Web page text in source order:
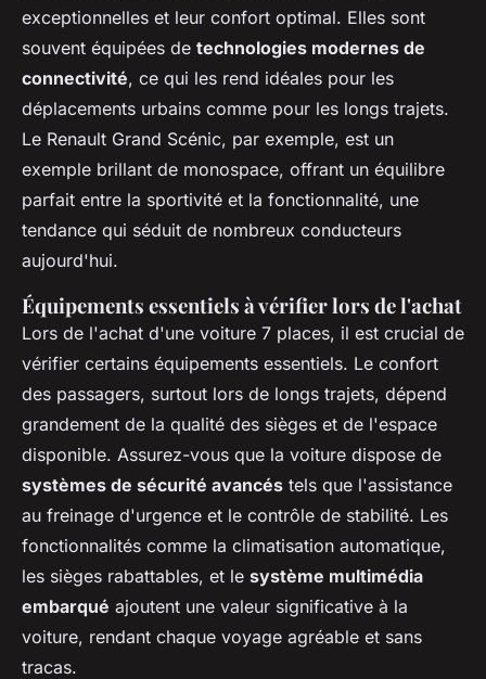
exceptionnelles et leur confort optimal. Elles sont
souvent équipées de technologies modernes de
connectivité, ce qui les rend idéales pour les
déplacements urbains comme pour les longs trajets.
Le Renault Grand Scénic, par exemple, est un
exemple brillant de monospace, offrant un équilibre
parfait entre la sportivité et la fonctionnalité, une
tendance qui séduit de nombreux conducteurs
aujourd'hui.
Équipements essentiels à vérifier lors de l'achat
Lors de l'achat d'une voiture 7 places, il est crucial de
vérifier certains équipements essentiels. Le confort
des passagers, surtout lors de longs trajets, dépend
grandement de la qualité des sièges et de l'espace
disponible. Assurez-vous que la voiture dispose de
systèmes de sécurité avancés tels que l'assistance
au freinage d'urgence et le contrôle de stabilité. Les
fonctionnalités comme la climatisation automatique,
les sièges rabattables, et le système multimédia
embarqué ajoutent une valeur significative à la
voiture, rendant chaque voyage agréable et sans
tracas.